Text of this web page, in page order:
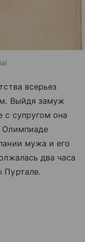
всерьез
Выйдя замуж
с супругом она
Олимпиаде
мужа и его
два часа
Пуртале.